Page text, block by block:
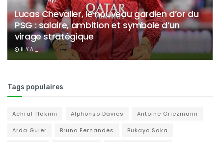
Lucas Chevalier, le nouveau gardien d’or du
PSG : salaire, ambition et symbole d’un
virage stratégique
IL Y A _
Tags populaires
Achraf Hakimi Alphonso Davies Antoine Griezmann
Arda Guler Bruno Fernandes Bukayo Saka